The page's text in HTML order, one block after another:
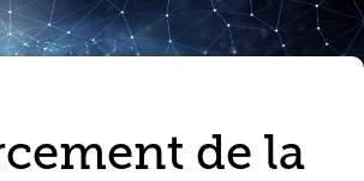
de la